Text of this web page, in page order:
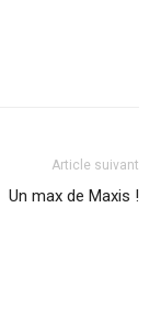
Article suivant
Un max de Maxis !